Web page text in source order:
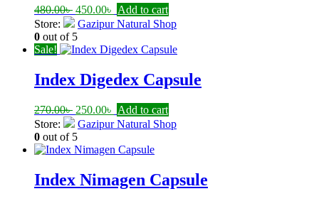
480.00৳ Original
price
was:
480.00৳ .
450.00৳
Current
price
450.00৳ .
Add to cart
Store:
Gazipur Natural Shop
0 out of 5
Sale!
Index Digedex Capsule
270.00৳ Original
price
was:
270.00৳ .
250.00৳
Current
price
250.00৳ .
Add to cart
Store:
Gazipur Natural Shop
0 out of 5
Index Nimagen Capsule